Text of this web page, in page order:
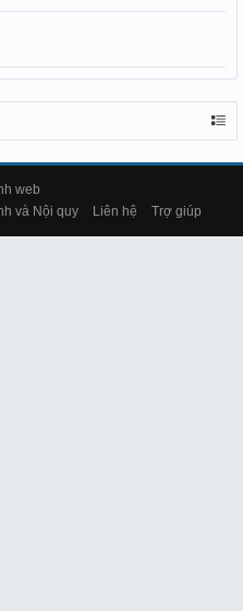
web
và Nội quy Liên hệ Trợ giúp